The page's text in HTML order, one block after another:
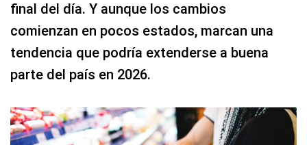
final del día. Y aunque los cambios
comienzan en pocos estados, marcan una
tendencia que podría extenderse a buena
parte del país en 2026.